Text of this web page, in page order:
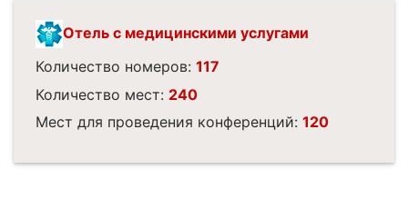
Отель с медицинскими услугами
Количество номеров: 117
Количество мест: 240
Мест для проведения конференций: 120